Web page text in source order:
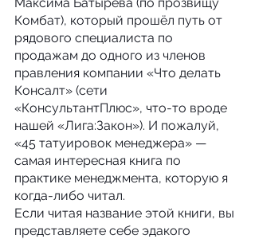
Комбат), который прошёл путь от
рядового специалиста по
продажам до одного из членов
правления компании «Что делать
Консалт» (сети
«КонсультантПлюс», что-то вроде
нашей «Лига:Закон»). И пожалуй,
«45 татуировок менеджера» —
самая интересная книга по
практике менеджмента, которую я
когда-либо читал.
Если читая название этой книги, вы
представляете себе эдакого